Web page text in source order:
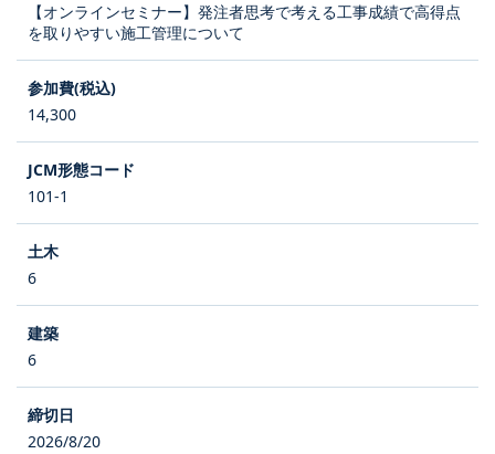
【オンラインセミナー】発注者思考で考える工事成績で高得点
を取りやすい施工管理について
14,300
101-1
6
6
2026/8/20